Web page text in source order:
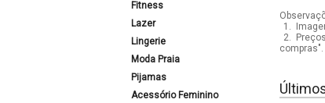
Fitness
Lazer
Lingerie
Moda Praia
Pijamas
Acessório Feminino
1.
2.
compras".